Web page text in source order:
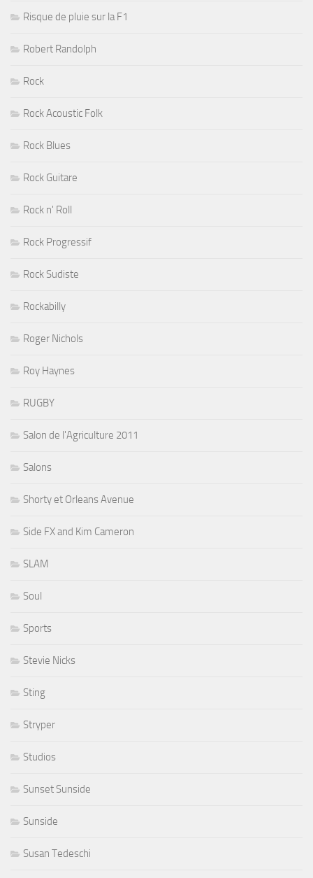
Risque de pluie sur la F1
Robert Randolph
Rock
Rock Acoustic Folk
Rock Blues
Rock Guitare
Rock n' Roll
Rock Progressif
Rock Sudiste
Rockabilly
Roger Nichols
Roy Haynes
RUGBY
Salon de l'Agriculture 2011
Salons
Shorty et Orleans Avenue
Side FX and Kim Cameron
SLAM
Soul
Sports
Stevie Nicks
Sting
Stryper
Studios
Sunset Sunside
Sunside
Susan Tedeschi